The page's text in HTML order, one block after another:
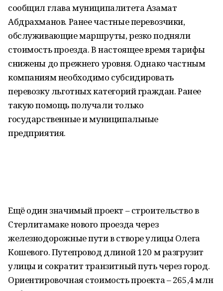
сообщил глава муниципалитета Азамат
Абдрахманов. Ранее частные перевозчики,
обслуживающие маршруты, резко подняли
стоимость проезда. В настоящее время тарифы
снижены до прежнего уровня. Однако частным
компаниям необходимо субсидировать
перевозку льготных категорий граждан. Ранее
такую помощь получали только
государственные и муниципальные
предприятия.
Ещё один значимый проект – строительство в
Стерлитамаке нового проезда через
железнодорожные пути в створе улицы Олега
Кошевого. Путепровод длиной 120 м разгрузит
улицы и сократит транзитный путь через город.
Ориентировочная стоимость проекта – 265,4 млн